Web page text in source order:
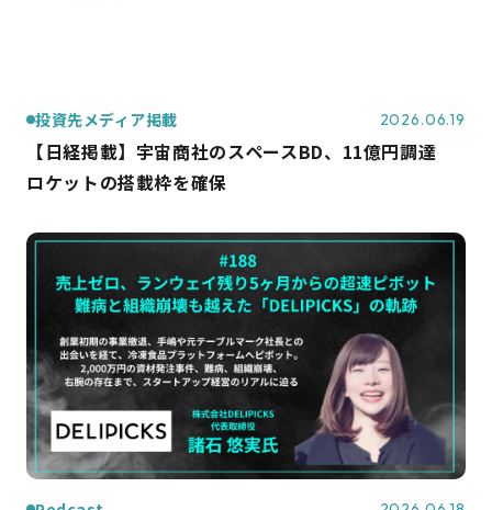
投資先メディア掲載 2026.06.19
【日経掲載】宇宙商社のスペースBD、11億円調達
ロケットの搭載枠を確保